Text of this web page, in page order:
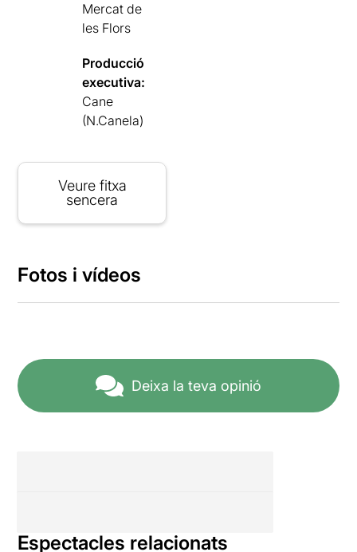
Mercat de
les Flors
Producció
executiva:
Cane
(N.Canela)
Veure fitxa
sencera
Fotos i vídeos
Deixa la teva opinió
Espectacles relacionats